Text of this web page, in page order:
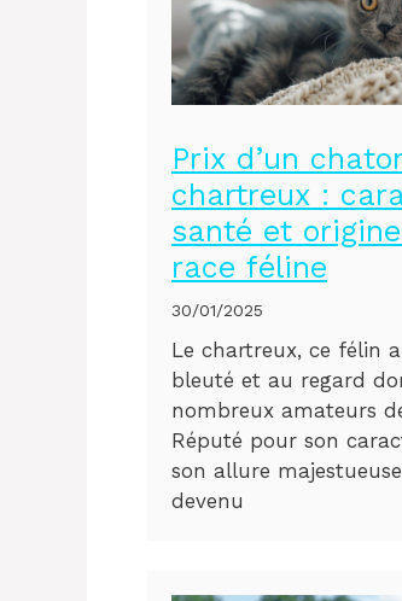
Prix d’un
chartreux :
santé et
race féline
30/01/2025
Le chartreux, ce félin
bleuté et au regard
nombreux amateurs
Réputé pour son
son allure
devenu